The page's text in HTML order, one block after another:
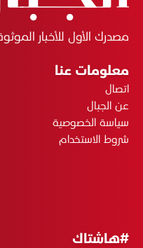
مصدرك الأول للأخبار
معلومات عنا
اتصال
عن الجبال
سياسة الخصوصية
شروط الاستخدام
#هاشتاك